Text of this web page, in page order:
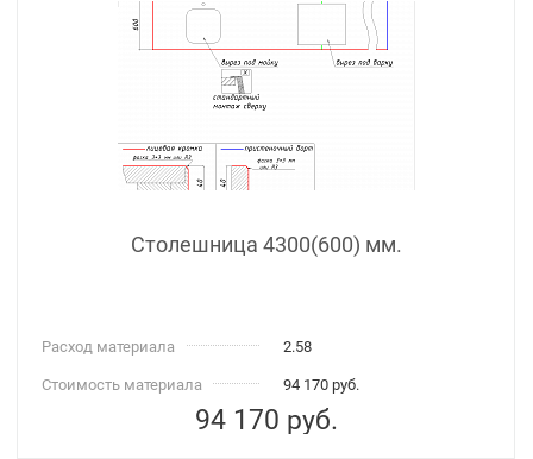
Столешница 4300(600) мм.
Расход материала 2.58
Стоимость материала 94 170 руб.
94 170 руб.